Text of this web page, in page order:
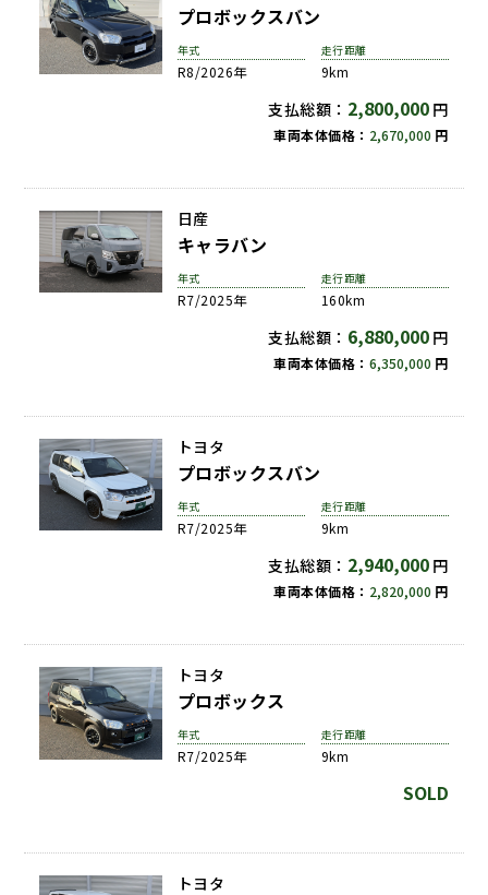
プロボックスバン
年式
R8/2026年
走行距離
9km
支払総額： 2,800,000円
車両本体価格： 2,670,000 円
日産
キャラバン
年式
R7/2025年
走行距離
160km
支払総額： 6,880,000円
車両本体価格： 6,350,000 円
トヨタ
プロボックスバン
年式
R7/2025年
走行距離
9km
支払総額： 2,940,000円
車両本体価格： 2,820,000 円
トヨタ
プロボックス
年式
R7/2025年
走行距離
9km
SOLD
トヨタ